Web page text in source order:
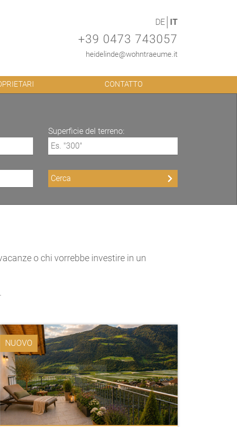
DE IT
+39 0473 743057
heidelinde@wohntraeume.it
CONTATTO
Superficie del terreno:
o chi vorrebbe investire in un
NUOVO